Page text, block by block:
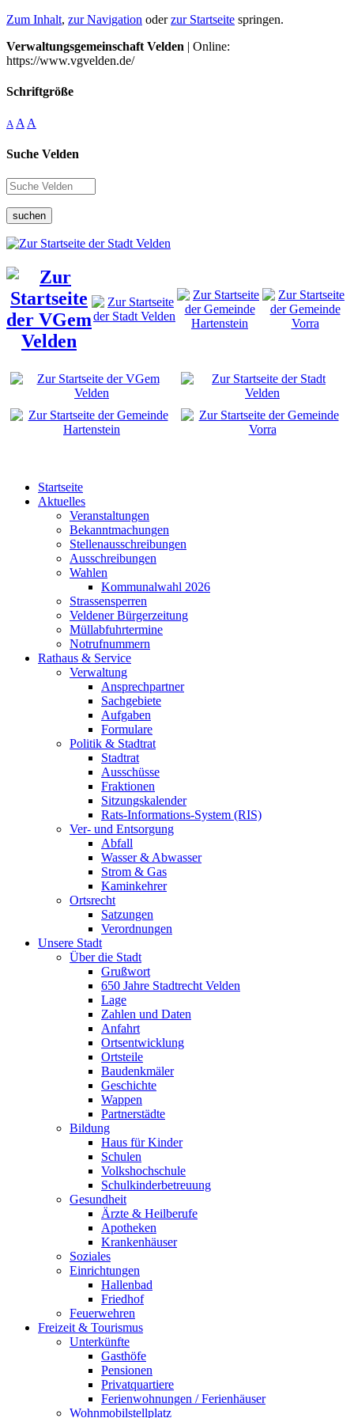
Zum Inhalt, zur Navigation oderzur Startseite springen.
Verwaltungsgemeinschaft Velden | Online:
https://www.vgvelden.de/
Schriftgröße
A A A
Suche Velden
suchen
Startseite
Aktuelles
Veranstaltungen
Bekanntmachungen
Stellenausschreibungen
Ausschreibungen
Wahlen
Kommunalwahl 2026
Strassensperren
Veldener Bürgerzeitung
Müllabfuhrtermine
Notrufnummern
Rathaus & Service
Verwaltung
Ansprechpartner
Sachgebiete
Aufgaben
Formulare
Politik & Stadtrat
Stadtrat
Ausschüsse
Fraktionen
Sitzungskalender
Rats-Informations-System (RIS)
Ver- und Entsorgung
Abfall
Wasser & Abwasser
Strom & Gas
Kaminkehrer
Ortsrecht
Satzungen
Verordnungen
Unsere Stadt
Über die Stadt
Grußwort
650 Jahre Stadtrecht Velden
Lage
Zahlen und Daten
Anfahrt
Ortsentwicklung
Ortsteile
Baudenkmäler
Geschichte
Wappen
Partnerstädte
Bildung
Haus für Kinder
Schulen
Volkshochschule
Schulkinderbetreuung
Gesundheit
Ärzte & Heilberufe
Apotheken
Krankenhäuser
Soziales
Einrichtungen
Hallenbad
Friedhof
Feuerwehren
Freizeit & Tourismus
Unterkünfte
Gasthöfe
Pensionen
Privatquartiere
Ferienwohnungen / Ferienhäuser
Wohnmobilstellplatz